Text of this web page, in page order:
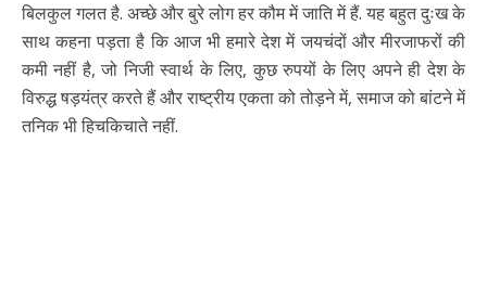
बिलकुल गलत है. अच्छे और बुरे लोग हर कौम में जाति में हैं. यह बहुत दुःख के
साथ कहना पड़ता है कि आज भी हमारे देश में जयचंदों और मीरजाफरों की
कमी नहीं है, जो निजी स्वार्थ के लिए, कुछ रुपयों के लिए अपने ही देश के
विरुद्ध षड़यंत्र करते हैं और राष्ट्रीय एकता को तोड़ने में, समाज को बांटने में
तनिक भी हिचकिचाते नहीं.